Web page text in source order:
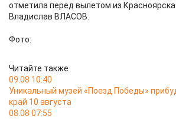
отметила перед вылетом из Красноярска
Владислав ВЛАСОВ.
Фото:
Читайте также
09.08 10:40
Уникальный музей «Поезд Победы»
край 10 августа
08.08 07:55